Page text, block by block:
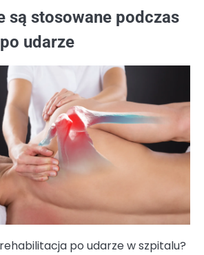
są stosowane podczas
udarze
po udarze w szpitalu?